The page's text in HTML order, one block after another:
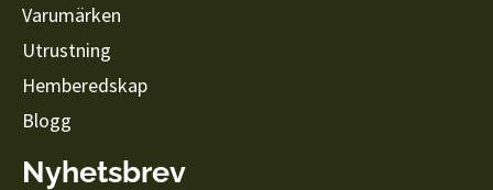
Varumärken
Utrustning
Hemberedskap
Blogg
Nyhetsbrev